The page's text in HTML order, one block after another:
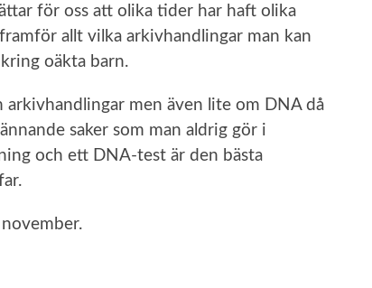
för oss att olika tider har haft olika
allt vilka arkivhandlingar man kan
oäkta barn.
men även lite om DNA då
saker som man aldrig gör i
och ett DNA-test är den bästa